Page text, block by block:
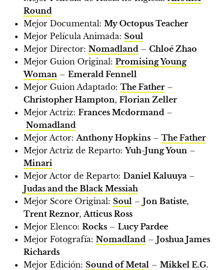
Round
Mejor Documental: My Octopus Teacher
Mejor Película Animada: Soul
Mejor Director: Nomadland – Chloé Zhao
Mejor Guion Original: Promising Young
Woman – Emerald Fennell
Mejor Guion Adaptado: The Father –
Christopher Hampton, Florian Zeller
Mejor Actriz: Frances Mcdormand –
Nomadland
Mejor Actor: Anthony Hopkins – The Father
Mejor Actriz de Reparto:Yuh-Jung Youn –
Minari
Mejor Actor de Reparto: Daniel Kaluuya –
Judas and the Black Messiah
Mejor Score Original: Soul – Jon Batiste,
Trent Reznor, Atticus Ross
Mejor Elenco: Rocks – Lucy Pardee
Mejor Fotografía: Nomadland – Joshua James
Richards
Mejor Edición: Sound of Metal – Mikkel E.G.